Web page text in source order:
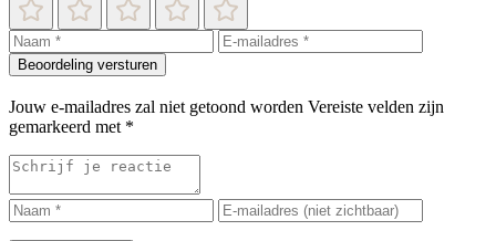
Beoordeling versturen
Jouw e-mailadres zal niet getoond worden Vereiste velden zijn
gemarkeerd met *